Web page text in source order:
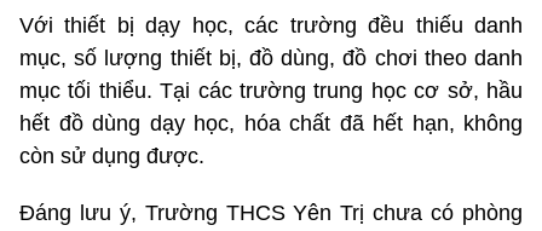
Với thiết bị dạy học, các trường đều thiếu danh
mục, số lượng thiết bị, đồ dùng, đồ chơi theo danh
mục tối thiểu. Tại các trường trung học cơ sở, hầu
hết đồ dùng dạy học, hóa chất đã hết hạn, không
còn sử dụng được.
Đáng lưu ý, Trường THCS Yên Trị chưa có phòng